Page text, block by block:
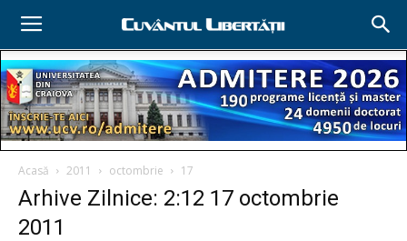
Acasă 2011 octombrie 17
Arhive Zilnice: 2:12 17 octombrie
2011